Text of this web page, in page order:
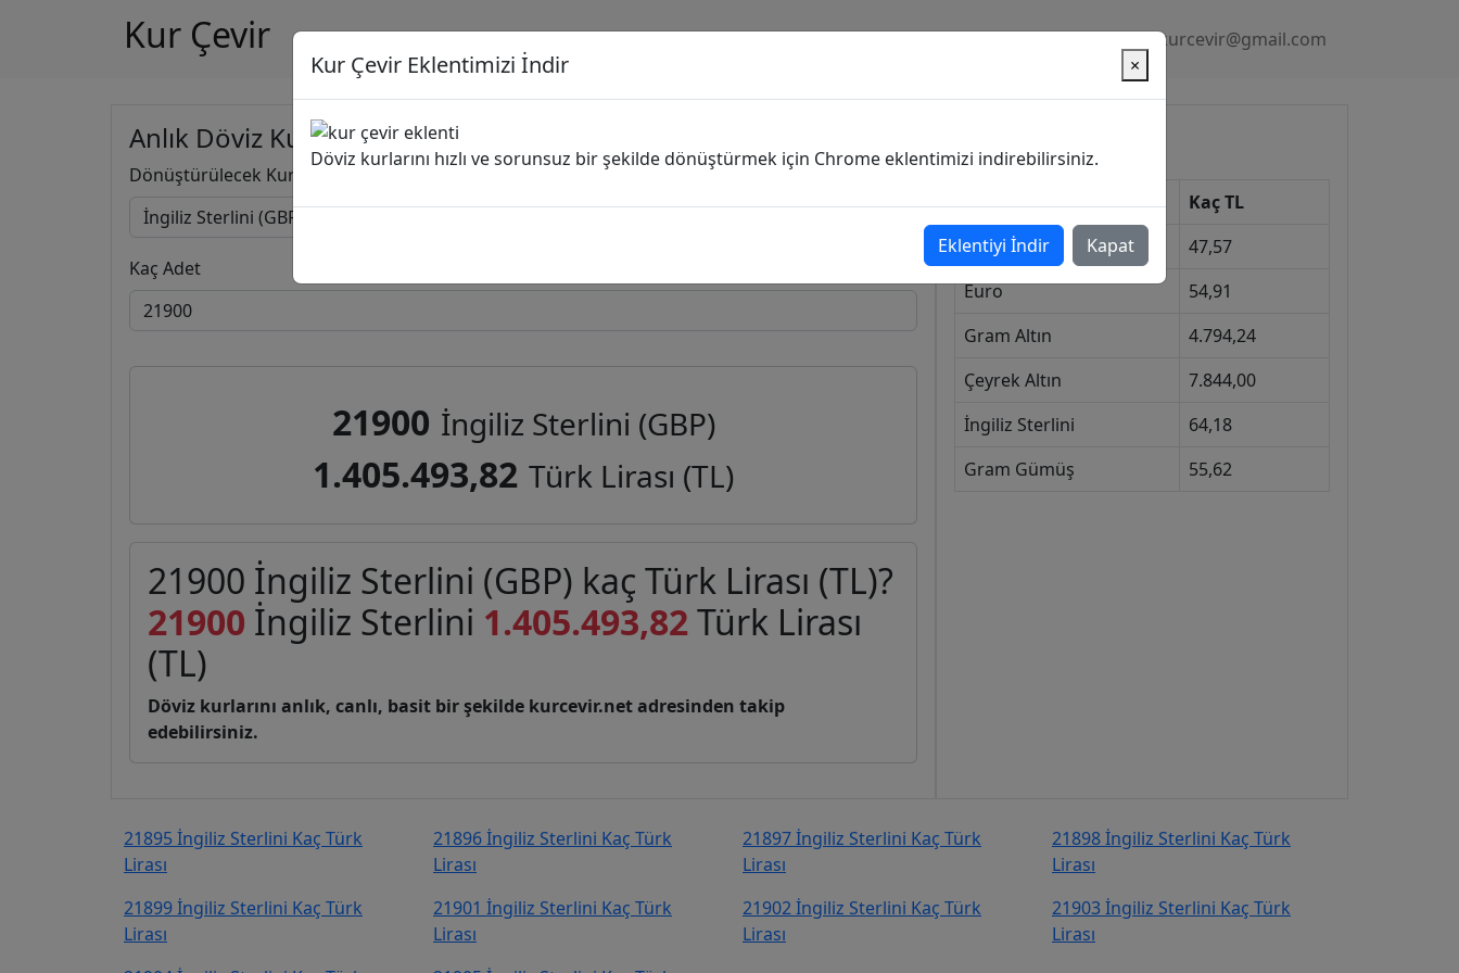
Kur Çevir Gizlilik Politikası kurcevir@gmail.com
Anlık Döviz Kuru Hesapla
Dönüştürülecek Kur Dönüşecek Kur
Kaç Adet
21900 İngiliz Sterlini (GBP)
1.405.493,82 Türk Lirası (TL)
21900 İngiliz Sterlini (GBP) kaç Türk Lirası (TL)?
21900 İngiliz Sterlini 1.405.493,82Türk Lirası
(TL)
Döviz kurlarını anlık, canlı, basit bir şekilde kurcevir.net adresinden takip
edebilirsiniz.
Kur
Kaç TL
Dolar
47,57
Euro
54,91
Gram Altın
4.794,24
Çeyrek Altın
7.844,00
İngiliz Sterlini
64,18
Gram Gümüş
55,62
21895 İngiliz Sterlini Kaç Türk
Lirası
21896 İngiliz Sterlini Kaç Türk
Lirası
21897 İngiliz Sterlini Kaç Türk
Lirası
21898 İngiliz Sterlini Kaç Türk
Lirası
21899 İngiliz Sterlini Kaç Türk
Lirası
21901 İngiliz Sterlini Kaç Türk
Lirası
21902 İngiliz Sterlini Kaç Türk
Lirası
21903 İngiliz Sterlini Kaç Türk
Lirası
Kur Çevir Eklentimizi İndir ×
Döviz kurlarını hızlı ve sorunsuz bir şekilde dönüştürmek için Chrome eklentimizi indirebilirsiniz.
Eklentiyi İndir Kapat